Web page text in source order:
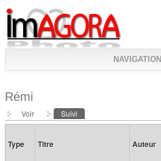
NAVIGATION
Rémi
Onglets principaux
Voir Suivi (onglet actif)
Type Titre Auteur